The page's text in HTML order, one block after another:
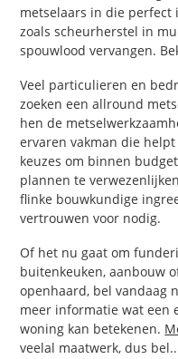
metselaars in die perfect
zoals scheurherstel in
spouwlood vervangen.
Veel particulieren en
zoeken een allround
hen de
ervaren vakman die
keuzes om binnen
plannen te
flinke bouwkundige
vertrouwen voor nodig.
Of het nu gaat om
buitenkeuken, aanbouw
openhaard, bel vandaag
meer informatie wat een
woning kan betekenen.
veelal maatwerk, dus